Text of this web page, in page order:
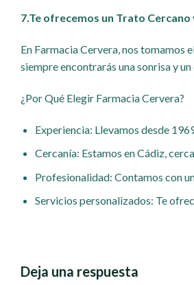
7.Te ofrecemos un Trato Cercano
En Farmacia Cervera, nos tomamos
siempre encontrarás una sonrisa y
¿Por Qué Elegir Farmacia Cervera?
Experiencia: Llevamos desde
Cercanía: Estamos en Cádiz,
Profesionalidad: Contamos con
Servicios personalizados: Te
Deja una respuesta